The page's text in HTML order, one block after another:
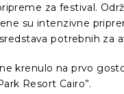
za festival.
su intenzivne
potrebnih za
krenulo na prvo
Resort Cairo”.